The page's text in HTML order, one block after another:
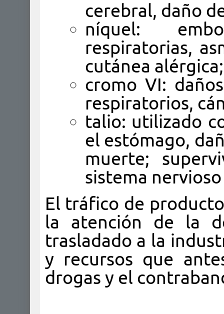
cerebral, daño
níquel:
respiratorias,
cutánea alérgica;
cromo VI:
respiratorios,
talio: utilizado
el estómago,
muerte;
sistema
El tráfico de
la atención de la
trasladado a la
y recursos que
drogas y el